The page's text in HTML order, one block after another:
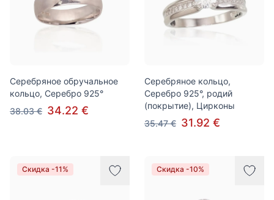
Серебряное обручальное
кольцо, Серебро 925°
38.03 € 34.22 €
Серебряное кольцо,
Серебро 925°, родий
(покрытие), Цирконы
35.47 € 31.92 €
Скидка -11% Скидка -10%